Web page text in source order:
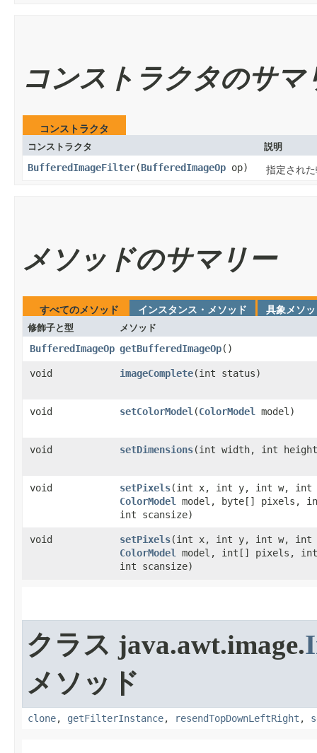
コンストラクタのサマ
コンストラクタ
コンストラクタ
説明
BufferedImageFilter​(BufferedImageOp op) 指定され
メソッドのサマリー
すべてのメソッド インスタンス・メソッド
具象メソ
修飾子と型
メソッド
BufferedImageOp getBufferedImageOp​()
void imageComplete​(int status)
void setColorModel ​(ColorModel model)
void setDimensions​(int width, int
void setPixels​(int x, int y, int w, int
ColorModel
model, byte[] pixels,
int scansize)
void setPixels​(int x, int y, int w, int
ColorModel
model, int[] pixels,
int scansize)
クラス java.awt.image.
メソッド
clone, getFilterInstance, resendTopDownLeftRight ,